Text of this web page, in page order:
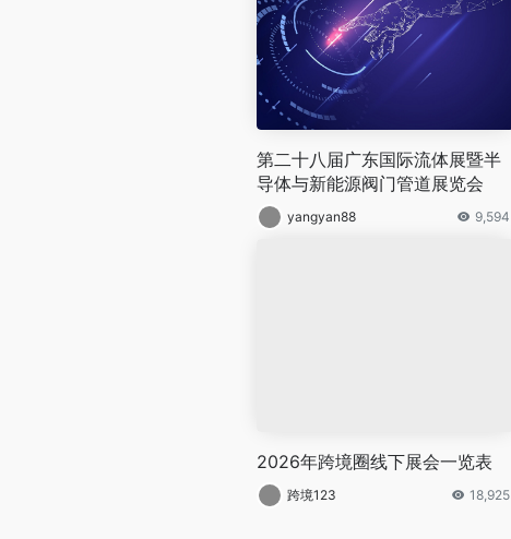
第二十八届广东国际流体展暨半
导体与新能源阀门管道展览会
yangyan88 9,594
2026年跨境圈线下展会一览表
跨境123 18,925